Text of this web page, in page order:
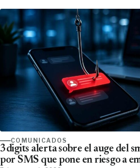
COMUNICADOS
3digits alerta sobre el auge del
por SMS que pone en riesgo a